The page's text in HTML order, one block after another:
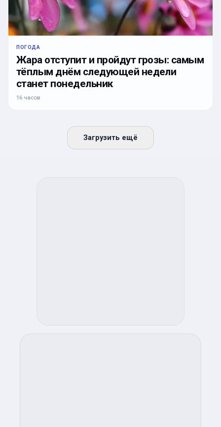
ПОГОДА
Жара отступит и пройдут грозы: самым
тёплым днём следующей недели
станет понедельник
16 часов
Загрузить ещё